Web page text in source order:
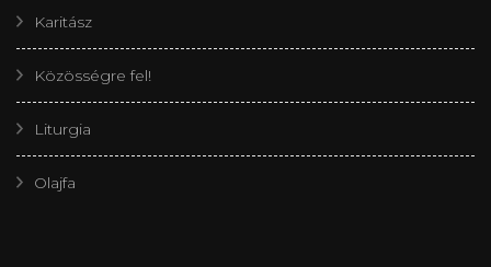
Karitász
Közösségre fel!
Liturgia
Olajfa